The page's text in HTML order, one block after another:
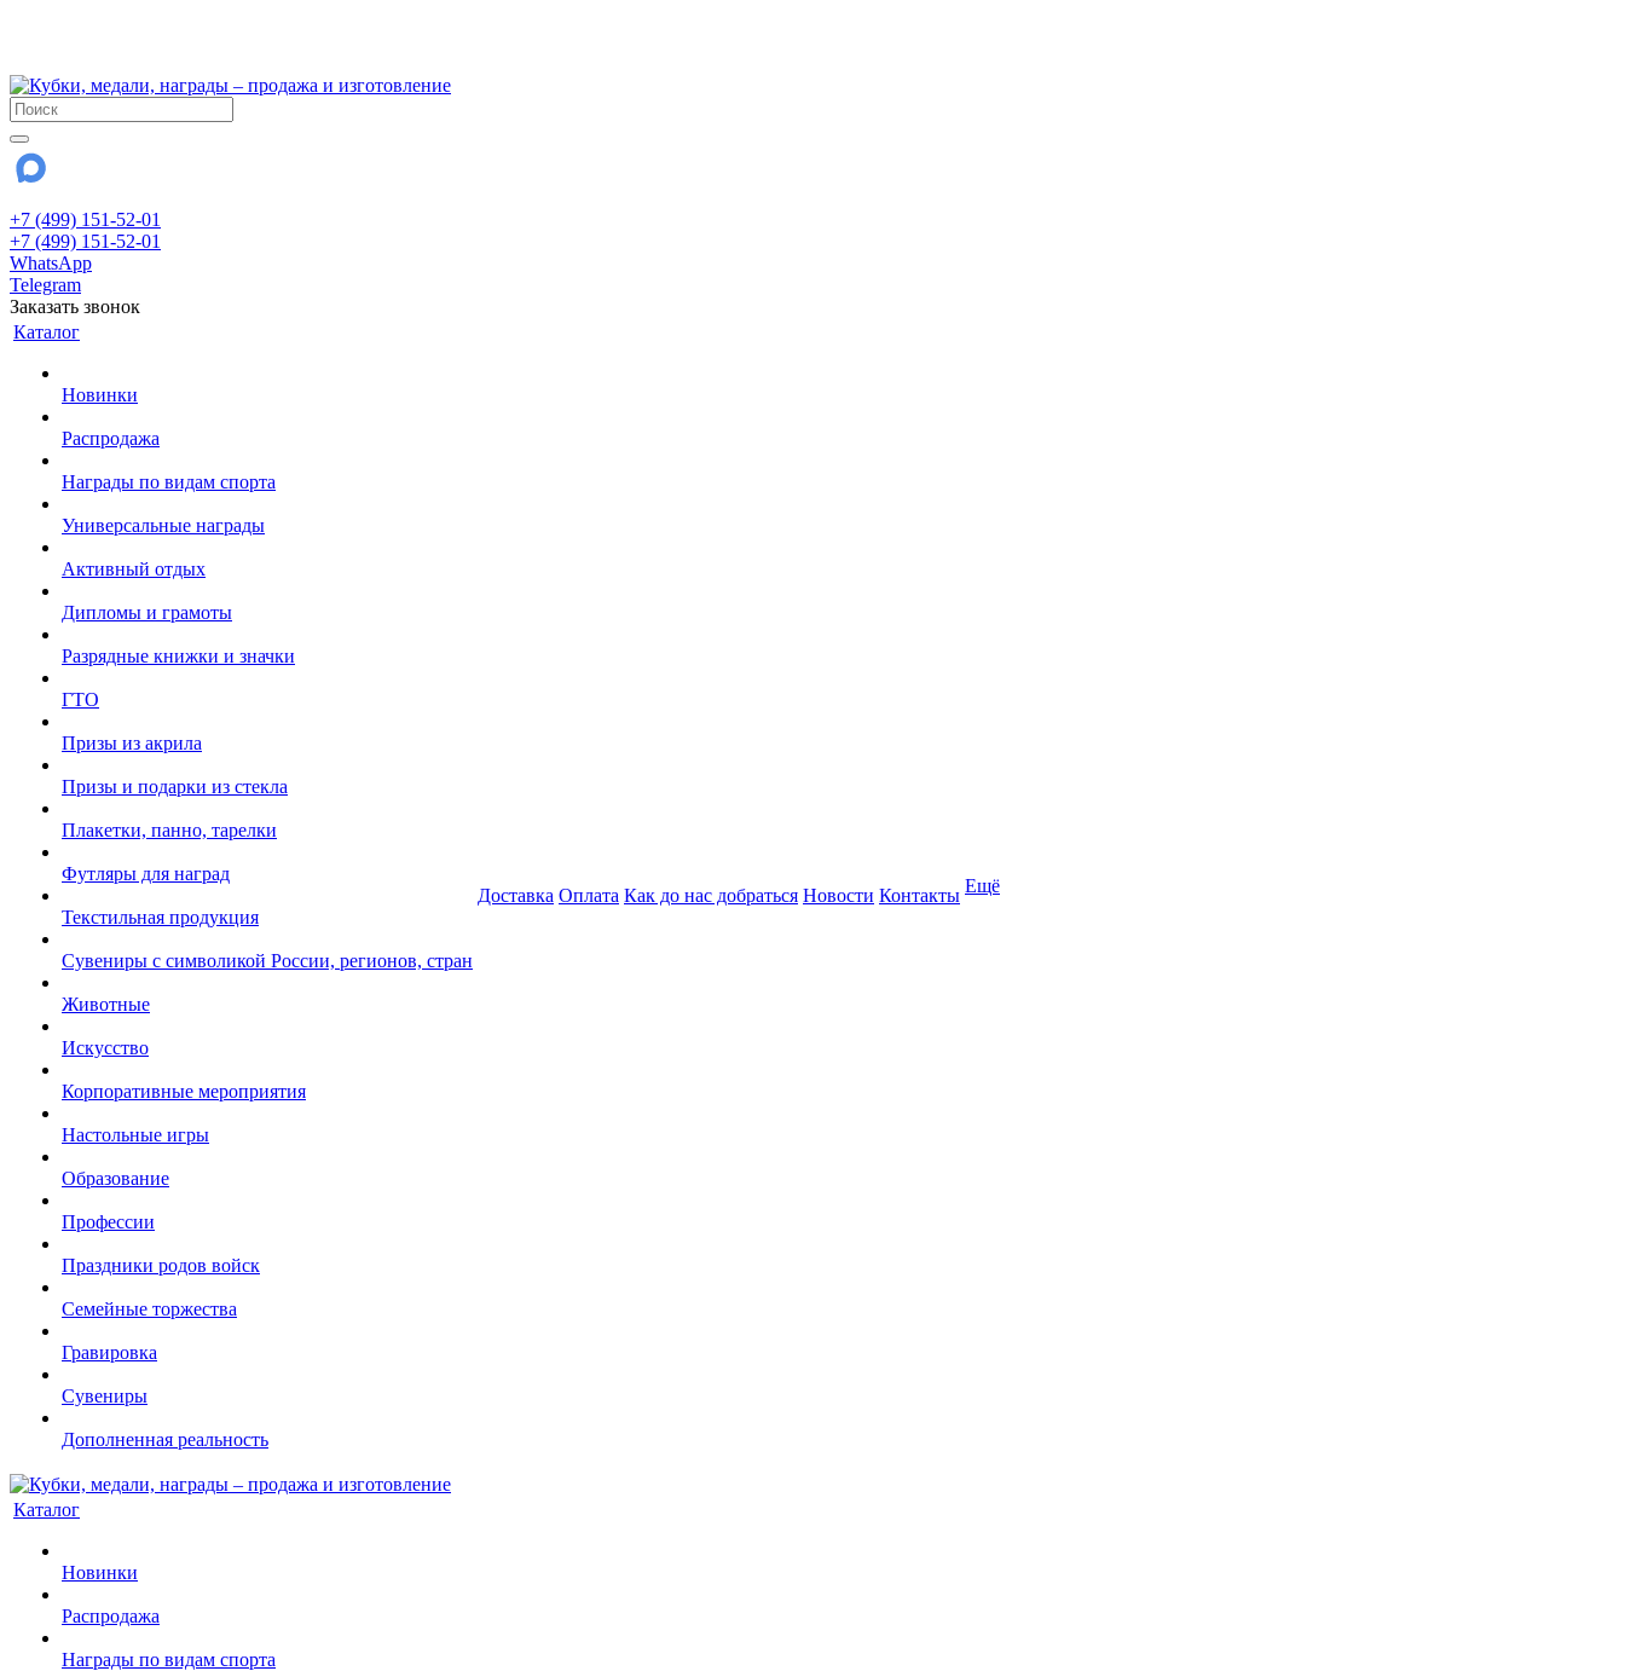
+7 (499) 151-52-01
+7 (499) 151-52-01
WhatsApp
Telegram
Заказать звонок
Каталог
Новинки
Распродажа
Награды по видам спорта
Универсальные награды
Активный отдых
Дипломы и грамоты
Разрядные книжки и значки
ГТО
Призы из акрила
Призы и подарки из стекла
Плакетки, панно, тарелки
Футляры для наград
Текстильная продукция
Сувениры с символикой России, регионов, стран
Животные
Искусство
Корпоративные мероприятия
Настольные игры
Образование
Профессии
Праздники родов войск
Семейные торжества
Гравировка
Сувениры
Дополненная реальность
Доставка Оплата Как до нас добраться Новости Контакты Ещё
Каталог
Новинки
Распродажа
Награды по видам спорта